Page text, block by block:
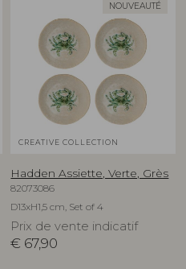
NOUVEAUTÉ
CREATIVE COLLECTION
Hadden Assiette, Verte, Grès
82073086
D13xH1,5 cm, Set of 4
Prix de vente indicatif
€ 67,90